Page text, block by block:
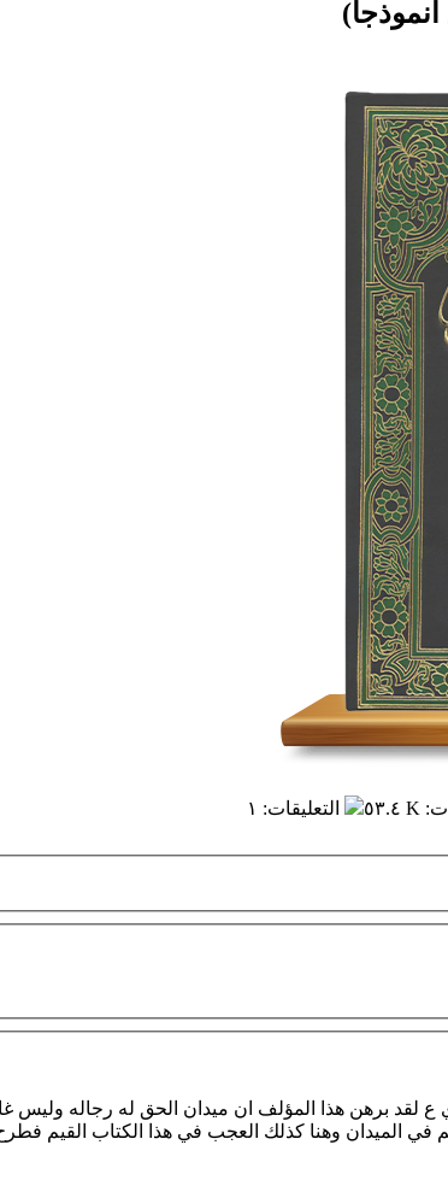
: ٥٣.٤ K التعليقات: ١
ع لقد برهن هذا المؤلف ان ميدان الحق له رجاله
في الميدان وهنا كذلك العجب في هذا الكتاب القيم